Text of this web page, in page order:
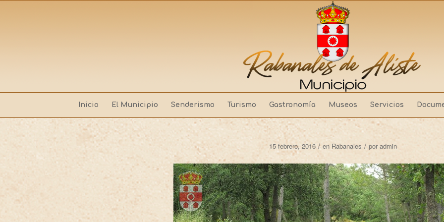
Inicio El Municipio Senderismo Turismo Gastronomía Museos Servicios
15 febrero, 2016 / en Rabanales / poradmin